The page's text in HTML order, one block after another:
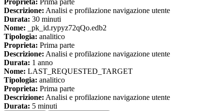
Proprieta: Prima parte
Descrizione: Analisi e profilazione navigazione utente
Durata: 30 minuti
Nome: _pk_id.rypyz72qQo.edb2
Tipologia: analitico
Proprieta: Prima parte
Descrizione: Analisi e profilazione navigazione utente
Durata: 1 anno
Nome: LAST_REQUESTED_TARGET
Tipologia: analitico
Proprieta: Prima parte
Descrizione: Analisi e profilazione navigazione utente
Durata: 5 minuti